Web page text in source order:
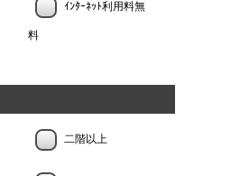
ｲﾝﾀｰﾈｯﾄ利用料無
料
二階以上